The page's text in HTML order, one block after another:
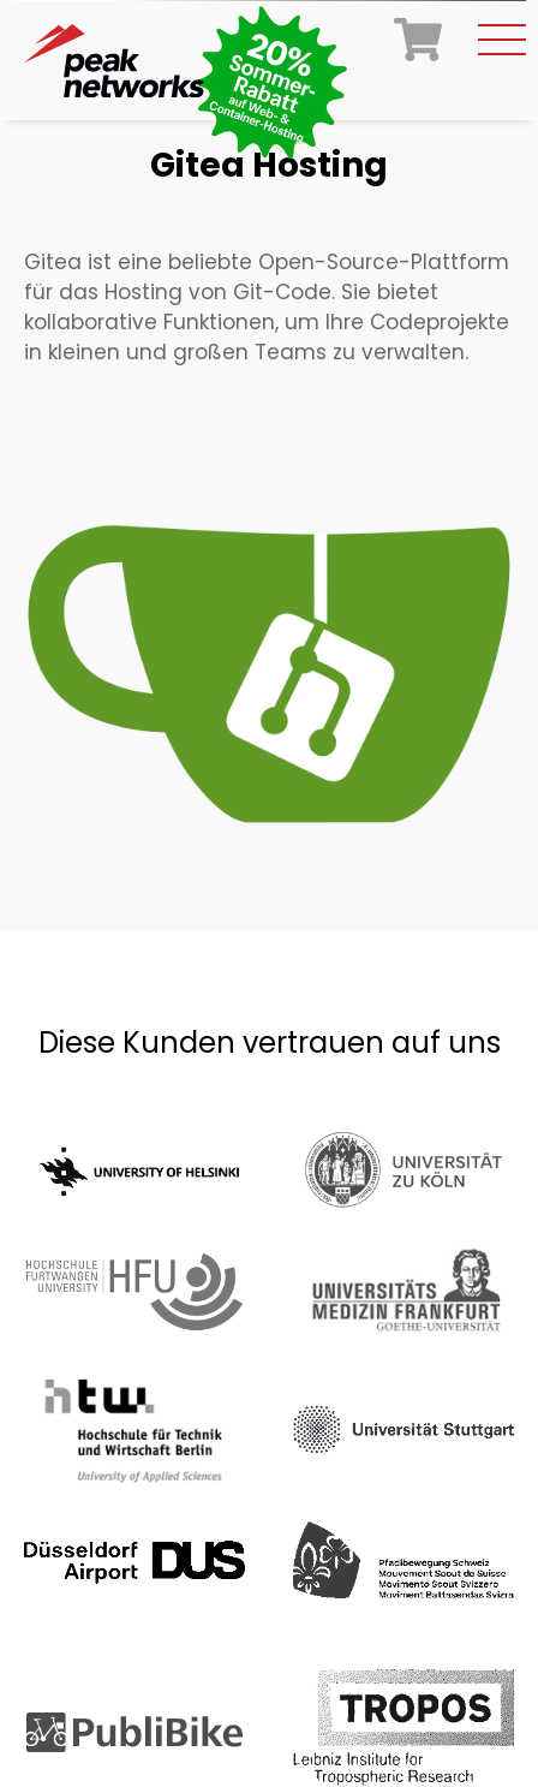
Gitea Hosting
Gitea ist eine beliebte Open-Source-Plattform
für das Hosting von Git-Code. Sie bietet
kollaborative Funktionen, um Ihre Codeprojekte
in kleinen und großen Teams zu verwalten.
Diese Kunden vertrauen auf uns